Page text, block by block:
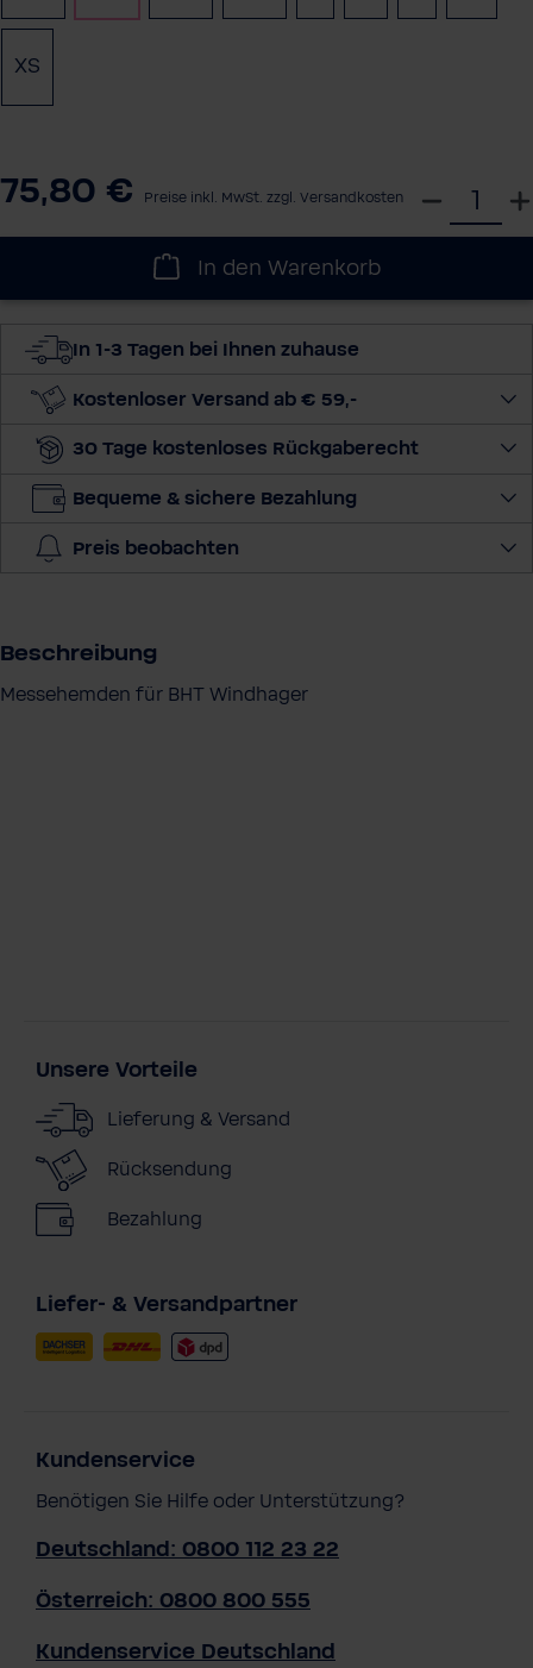
XS
75,80 € Preise inkl. MwSt. zzgl. Versandkosten
W
e
e
g
In den Warenkorb
In 1-3 Tagen bei Ihnen zuhause
Kostenloser Versand ab € 59,-
30 Tage kostenloses Rückgaberecht
Bequeme & sichere Bezahlung
Preis beobachten
Beschreibung
Messehemden für BHT Windhager
Unsere Vorteile
Lieferung & Versand
Rücksendung
Bezahlung
Liefer- & Versandpartner
Kundenservice
Benötigen Sie Hilfe oder Unterstützung?
Deutschland: 0800 112 23 22
Österreich: 0800 800 555
Kundenservice Deutschland